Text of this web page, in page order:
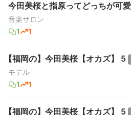
今田美桜と指原ってどっちが可
音楽サロン
1
1
【福岡の】今田美桜【オカズ】 5
モデル
1
1
【福岡の】今田美桜【オカズ】 5